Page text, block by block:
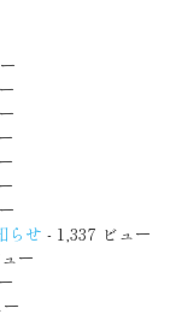
らせ - 1,337 ビュー
ー